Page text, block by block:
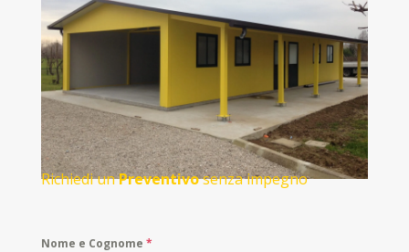
Richiedi unPreventivosenza impegno
Nome e Cognome *